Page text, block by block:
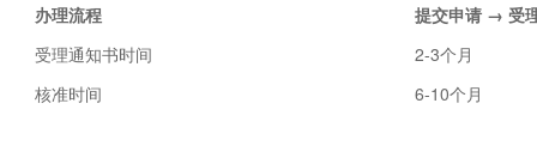
办理流程
提交申请 → 受
受理通知书时间
2-3个月
核准时间
6-10个月